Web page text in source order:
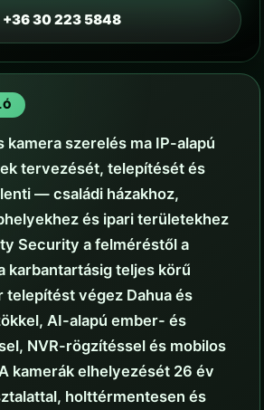
+36 30 223 5848
kamera szerelés ma IP-alapú
tervezését, telepítését és
— családi házakhoz,
és ipari területekhez
Security a felméréstől a
karbantartásig teljes körű
telepítést végez Dahua és
AI-alapú ember- és
NVR-rögzítéssel és mobilos
kamerák elhelyezését 26 év
holttérmentesen és